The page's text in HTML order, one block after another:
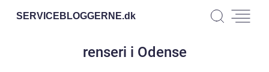
SERVICEBLOGGERNE.dk
renseri i Odense